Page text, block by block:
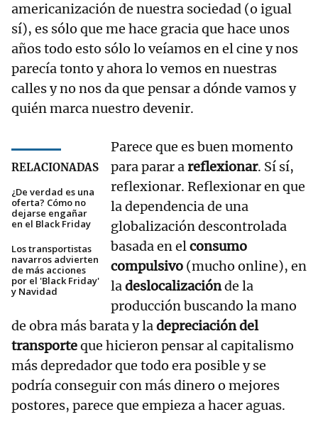
americanización de nuestra sociedad (o igual
sí), es sólo que me hace gracia que hace unos
años todo esto sólo lo veíamos en el cine y nos
parecía tonto y ahora lo vemos en nuestras
calles y no nos da que pensar a dónde vamos y
quién marca nuestro devenir.
RELACIONADAS
¿De verdad es una
oferta? Cómo no
dejarse engañar
en el Black Friday
Los transportistas
navarros advierten
de más acciones
por el 'Black Friday'
y Navidad
Parece que es buen momento
para parar areflexionar. Sí sí,
reflexionar. Reflexionar en que
la dependencia de una
globalización descontrolada
basada en elconsumo
compulsivo (mucho online), en
ladeslocalizaciónde la
producción buscando la mano
de obra más barata y ladepreciación del
transporteque hicieron pensar al capitalismo
más depredador que todo era posible y se
podría conseguir con más dinero o mejores
postores, parece que empieza a hacer aguas.